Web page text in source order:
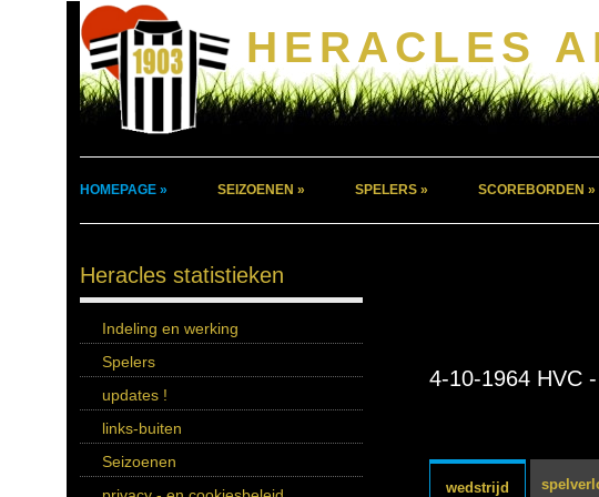
HERACLES
HOMEPAGE » SEIZOENEN » SPELERS » SCOREBORDEN »
Heracles statistieken
Indeling en werking
Spelers
updates !
links-buiten
Seizoenen
4-10-1964 HVC
wedstrijd